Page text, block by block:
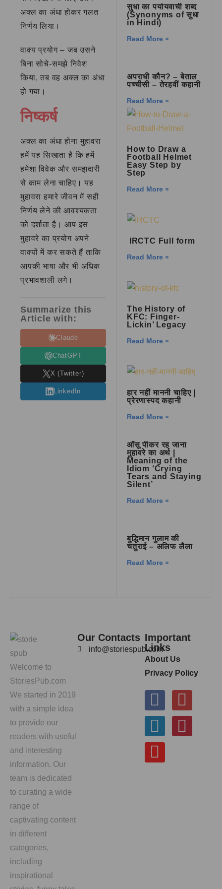
अक्ल का अंधा होकर गलत
निर्णय लिया।
वाक्य प्रयोग – जब उसने
बिना सोचे-समझे निवेश
किया, तब वह अक्ल का अंधा
हो गया।
निष्कर्ष
अक्ल का अंधा होना मुहावरा
हमें यह सिखाता है कि हमें
हमेशा विवेक और समझदारी
से काम लेना चाहिए। यह
मुहावरा हमारे जीवन में सही
निर्णय लेने की आवश्यकता
को दर्शाता है। आप इस
मुहावरे का प्रयोग अपने
वाक्यों में कर सकते हैं ताकि
आपकी भाषा और भी अधिक
प्रभावशाली लगे।
Summarize this
Article with:
Claude
ChatGPT
X (Twitter)
LinkedIn
सुधा का पर्यायवाची शब्द
(Synonyms of सुधा
in Hindi)
Read More »
अपराधी कौन? – बेताल
पच्चीसी – तेरहवीं कहानी
Read More »
How to Draw a
Football Helmet
Easy Step by
Step
Read More »
IRCTC Full form
Read More »
The History of
KFC: Finger-
Lickin’ Legacy
Read More »
हार नहीं माननी चाहिए |
प्रेरणास्पद कहानी
Read More »
आँसू पीकर रह जाना
मुहावरे का अर्थ |
Meaning of the
Idiom ‘Crying
Tears and Staying
Silent’
Read More »
बुद्धिमान गुलाम की
चतुराई – अलिफ लैला
Read More »
Welcome to
StoriesPub.com
We started in 2019
with a simple idea
to provide our
readers with useful
and interesting
information. Our
team is dedicated
to curating a wide
range of
captivating content
in different
categories,
including
inspirational
Our Contacts
info@storiespub.com
Important
Links
About Us
Privacy Policy